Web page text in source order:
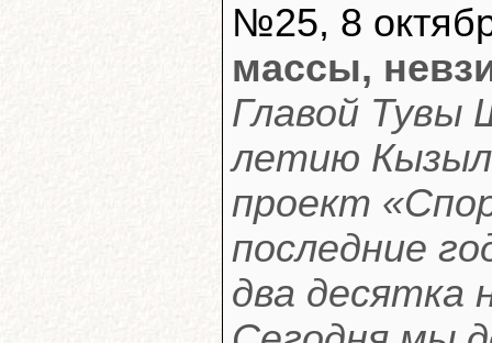
№25, 8
массы,
Главой Тувы
летию
проект
последние
два десятка